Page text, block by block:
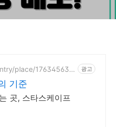
place/176345637
광고
기준
곳, 스타스케이프